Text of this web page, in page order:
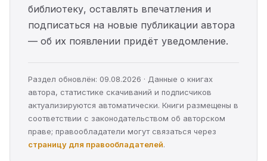
библиотеку, оставлять впечатления и
подписаться на новые публикации автора
— об их появлении придёт уведомление.
Раздел обновлён: 09.08.2026 · Данные о книгах
автора, статистике скачиваний и подписчиков
актуализируются автоматически. Книги размещены в
соответствии с законодательством об авторском
праве; правообладатели могут связаться через
страницу для правообладателей.